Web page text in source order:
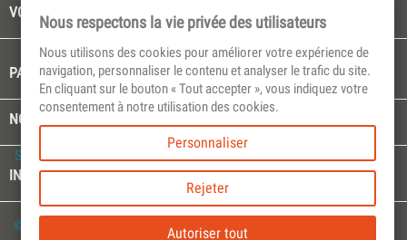
VOTRE COMPTE
PAGES CULTES 
NOTRE SOCIÉTÉ 
Select Language▼
INFORMATIONS
keyboard_arrow_down
© 2026 - Website by Plie™
Nous respectons la vie privée des utilisateurs
Nous utilisons des cookies pour améliorer votre expérience de
navigation, personnaliser le contenu et analyser le trafic du site.
En cliquant sur le bouton « Tout accepter », vous indiquez votre
consentement à notre utilisation des cookies.
Personnaliser
Rejeter
Autoriser tout